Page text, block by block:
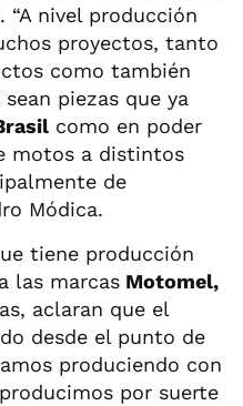
. “A nivel producción
proyectos, tanto
como también
piezas que ya
como en poder
motos a distintos
de
Módica.
tiene producción
las marcas Motomel,
aclaran que el
desde el punto de
produciendo con
por suerte